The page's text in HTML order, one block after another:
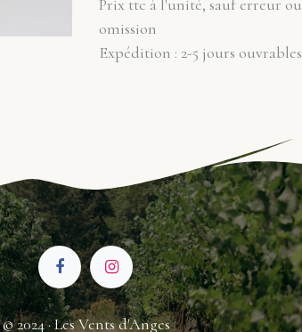
Prix ttc à l'unité, sauf erreur ou
omission
Expédition : 2-5 jours ouvrables
© 2024 · Les Vents d'Anges